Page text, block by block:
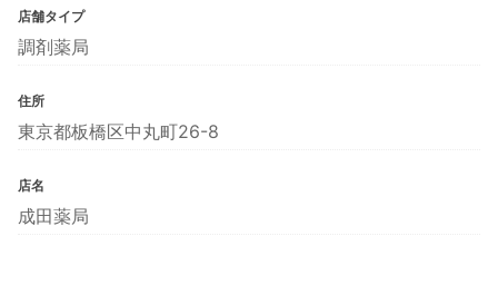
店舗タイプ
調剤薬局
住所
東京都板橋区中丸町26-8
店名
成田薬局